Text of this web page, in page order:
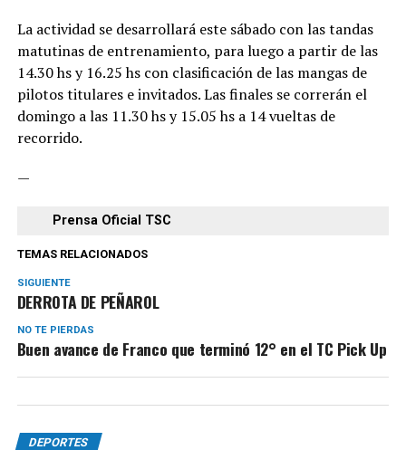
La actividad se desarrollará este sábado con las tandas
matutinas de entrenamiento, para luego a partir de las
14.30 hs y 16.25 hs con clasificación de las mangas de
pilotos titulares e invitados. Las finales se correrán el
domingo a las 11.30 hs y 15.05 hs a 14 vueltas de
recorrido.
—
Prensa Oficial TSC
TEMAS RELACIONADOS
SIGUIENTE
DERROTA DE PEÑAROL
NO TE PIERDAS
Buen avance de Franco que terminó 12° en el TC Pick Up
DEPORTES